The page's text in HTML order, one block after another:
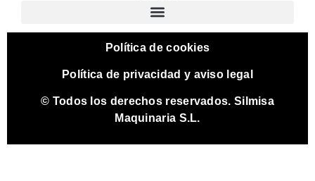
Política de cookies
Política de privacidad y aviso legal
© Todos los derechos reservados. Silmisa
Maquinaria S.L.